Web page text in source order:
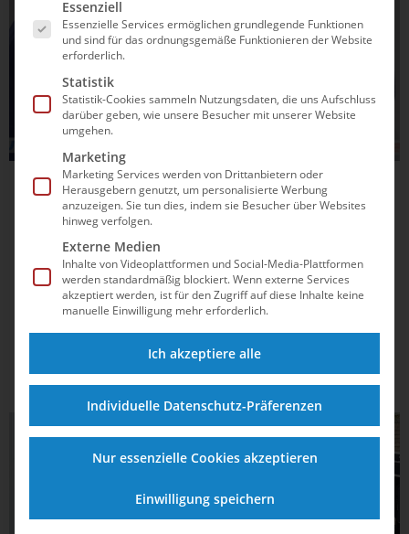
12.04.2025 10:25
Koalitionsvertrag lässt Sport hoffen:
Steuerfreie Olympiaprämie,
Traineroffensive und modernere
Sportstätten
Welche Versprechen macht die neue Bundesregierung dem
im Kanzleramt – dieser Überblick zeigt, welche Maßnahmen
wirklich geplant sind und wo noch Fragezeichen stehen.
Erfahren Sie, was der Koalitionsvertrag für den Sport in
Deutschland...
POLITIK
Essenziell
Essenzielle Services ermöglichen grundlegende Funktionen
und sind für das ordnungsgemäße Funktionieren der Website
erforderlich.
Statistik
Statistik-Cookies sammeln Nutzungsdaten, die uns Aufschluss
darüber geben, wie unsere Besucher mit unserer Website
umgehen.
Marketing
Marketing Services werden von Drittanbietern oder
Herausgebern genutzt, um personalisierte Werbung
anzuzeigen. Sie tun dies, indem sie Besucher über Websites
hinweg verfolgen.
Externe Medien
Inhalte von Videoplattformen und Social-Media-Plattformen
werden standardmäßig blockiert. Wenn externe Services
akzeptiert werden, ist für den Zugriff auf diese Inhalte keine
manuelle Einwilligung mehr erforderlich.
Ich akzeptiere alle
Individuelle Datenschutz-Präferenzen
Nur essenzielle Cookies akzeptieren
Einwilligung speichern